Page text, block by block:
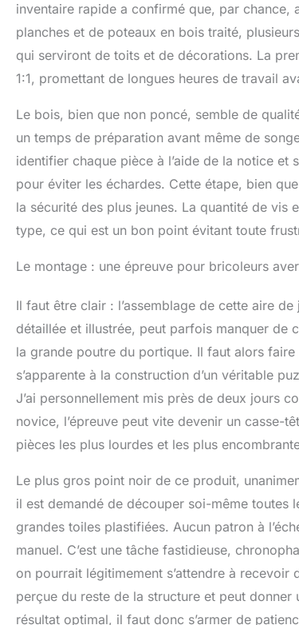
inventaire rapide a confirmé que, par chance,
planches et de poteaux en bois traité,
qui serviront de toits et de décorations. La
1:1, promettant de longues heures de travail
Le bois, bien que non poncé, semble de
un temps de préparation avant même de
identifier chaque pièce à l’aide de la notice
pour éviter les échardes. Cette étape, bien
la sécurité des plus jeunes. La quantité de vis
type, ce qui est un bon point évitant toute
Le montage : une épreuve pour bricoleurs
Il faut être clair : l’assemblage de cette aire
détaillée et illustrée, peut parfois manquer de
la grande poutre du portique. Il faut alors
s’apparente à la construction d’un véritable
J’ai personnellement mis près de deux jours
novice, l’épreuve peut vite devenir un casse-
pièces les plus lourdes et les plus
Le plus gros point noir de ce produit,
il est demandé de découper soi-même toutes
grandes toiles plastifiées. Aucun patron à
manuel. C’est une tâche fastidieuse,
on pourrait légitimement s’attendre à
perçue du reste de la structure et peut
résultat optimal, il faut donc s’armer de